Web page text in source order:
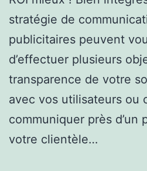
stratégie de
publicitaires peuvent
d’effectuer plusieurs
transparence de votre
avec vos utilisateurs ou
communiquer près d’un
votre clientèle…